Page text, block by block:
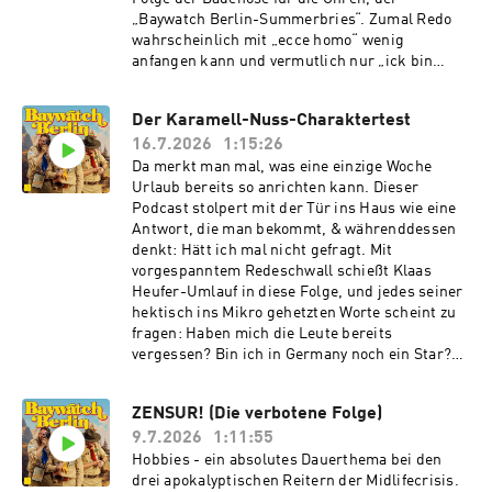
bei Seven.One Audio:
https://www.seven.one/portfolio/sevenone-
audio
braucht einen Sixpackbauch und wer braucht
Singapur - wenn man bereits Couponmeister
ist. Cover: Christoph Schlozer
über unsere Werbepartner erfahren? Hier
findest du alle Infos & Rabatte:
https://linktr.ee/BaywatchBerlin Du möchtest
Werbung in diesem Podcast schalten? Dann
erfahre hier mehr über die Werbemöglichkeiten
bei Seven.One Audio:
https://www.seven.one/portfolio/sevenone-
audio
„Baywatch Berlin-Summerbries“. Zumal Redo
wahrscheinlich mit „ecce homo“ wenig
anfangen kann und vermutlich nur „ick bin
nehmen wir ihn wieder auf, denn „Ecce homo“ -
„Seht der Mensch“ - das hat auch Klaas Heufer-
Umlauf erfahren, der sich in seinem Urlaub
sehenden Auges und ganz bewusst direkt ins
Unglück gestürzt hat, genauer gesagt in die
langen, 63jährigen Finger von Doktor Flaconi.
Wie Jesus opfert sich Klaas beim Wunderheiler
für eine gute Podcast Geschichte. Ein anderer
hat Schwierigkeiten Mensch zu bleiben.
Vielleicht beeinflusst sein Verhalten sogar den
ganzen evolutionären Lauf unserer Spezies?
Wenn es nach dem Urlaubsverhalten von
matschige, quallige Masse mit einer Kloake und
einem Arm zum Bier trinken. Wendekreis: 1
Meter zur Allinclusive Poolbar. „Ecce Homo“!
„Sieh der Mensch!“. Das ruft empört auch
Der Karamell-Nuss-Charaktertest
16.7.2026
1:15:26
Da merkt man mal, was eine einzige Woche
Urlaub bereits so anrichten kann. Dieser
Podcast stolpert mit der Tür ins Haus wie eine
Antwort, die man bekommt, & währenddessen
denkt: Hätt ich mal nicht gefragt. Mit
vorgespanntem Redeschwall schießt Klaas
Heufer-Umlauf in diese Folge, und jedes seiner
hektisch ins Mikro gehetzten Worte scheint zu
fragen: Haben mich die Leute bereits
vergessen? Bin ich in Germany noch ein Star?
Macher-Sicht nicht von dem Effekt verschont,
den jeder schon mal an sich festgestellt hat:
Wenn einem der Trott fehlt, traut man der
Heimat einfach zu viel zu. Wenn man auch nur 7
ZENSUR! (Die verbotene Folge)
9.7.2026
1:11:55
Hobbies - ein absolutes Dauerthema bei den
drei apokalyptischen Reitern der Midlifecrisis.